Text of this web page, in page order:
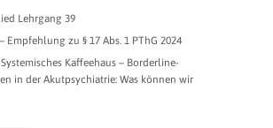
Lehrgang 39
Empfehlung zu § 17 Abs. 1 PThG 2024
Systemisches Kaffeehaus – Borderline-
in der Akutpsychiatrie: Was können wir